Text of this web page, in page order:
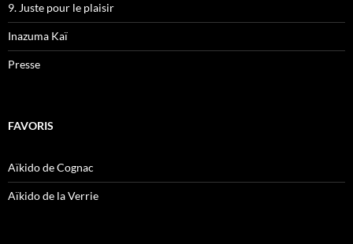
9. Juste pour le plaisir
Inazuma Kaï
Presse
FAVORIS
Aïkido de Cognac
Aïkido de la Verrie